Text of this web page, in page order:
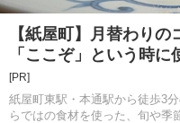
【紙屋町】月替わりの
「ここぞ」という時に
[PR]
紙屋町東駅・本通駅から徒歩3
らではの食材を使った、旬や季